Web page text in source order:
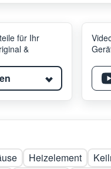
für Ihr
&
Heizelement